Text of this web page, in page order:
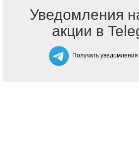
Уведомления
акции в
Получать